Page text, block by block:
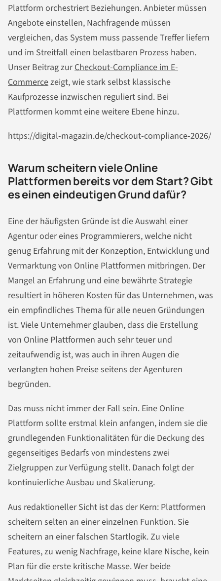
Plattform orchestriert Beziehungen. Anbieter müssen
Angebote einstellen, Nachfragende müssen
vergleichen, das System muss passende Treffer liefern
und im Streitfall einen belastbaren Prozess haben.
Unser Beitrag zurCheckout-Compliance im E-
Commercezeigt, wie stark selbst klassische
Kaufprozesse inzwischen reguliert sind. Bei
Plattformen kommt eine weitere Ebene hinzu.
https://digital-magazin.de/checkout-compliance-2026/
Warum scheitern viele Online
Plattformen bereits vor dem Start? Gibt
es einen eindeutigen Grund dafür?
Eine der häufigsten Gründe ist die Auswahl einer
Agentur oder eines Programmierers, welche nicht
genug Erfahrung mit der Konzeption, Entwicklung und
Vermarktung von Online Plattformen mitbringen. Der
Mangel an Erfahrung und eine bewährte Strategie
resultiert in höheren Kosten für das Unternehmen, was
ein empfindliches Thema für alle neuen Gründungen
ist. Viele Unternehmer glauben, dass die Erstellung
von Online Plattformen auch sehr teuer und
zeitaufwendig ist, was auch in ihren Augen die
verlangten hohen Preise seitens der Agenturen
begründen.
Das muss nicht immer der Fall sein. Eine Online
Plattform sollte erstmal klein anfangen, indem sie die
grundlegenden Funktionalitäten für die Deckung des
gegenseitiges Bedarfs von mindestens zwei
Zielgruppen zur Verfügung stellt. Danach folgt der
kontinuierliche Ausbau und Skalierung.
Aus redaktioneller Sicht ist das der Kern: Plattformen
scheitern selten an einer einzelnen Funktion. Sie
scheitern an einer falschen Startlogik. Zu viele
Features, zu wenig Nachfrage, keine klare Nische, kein
Plan für die erste kritische Masse. Wer beide